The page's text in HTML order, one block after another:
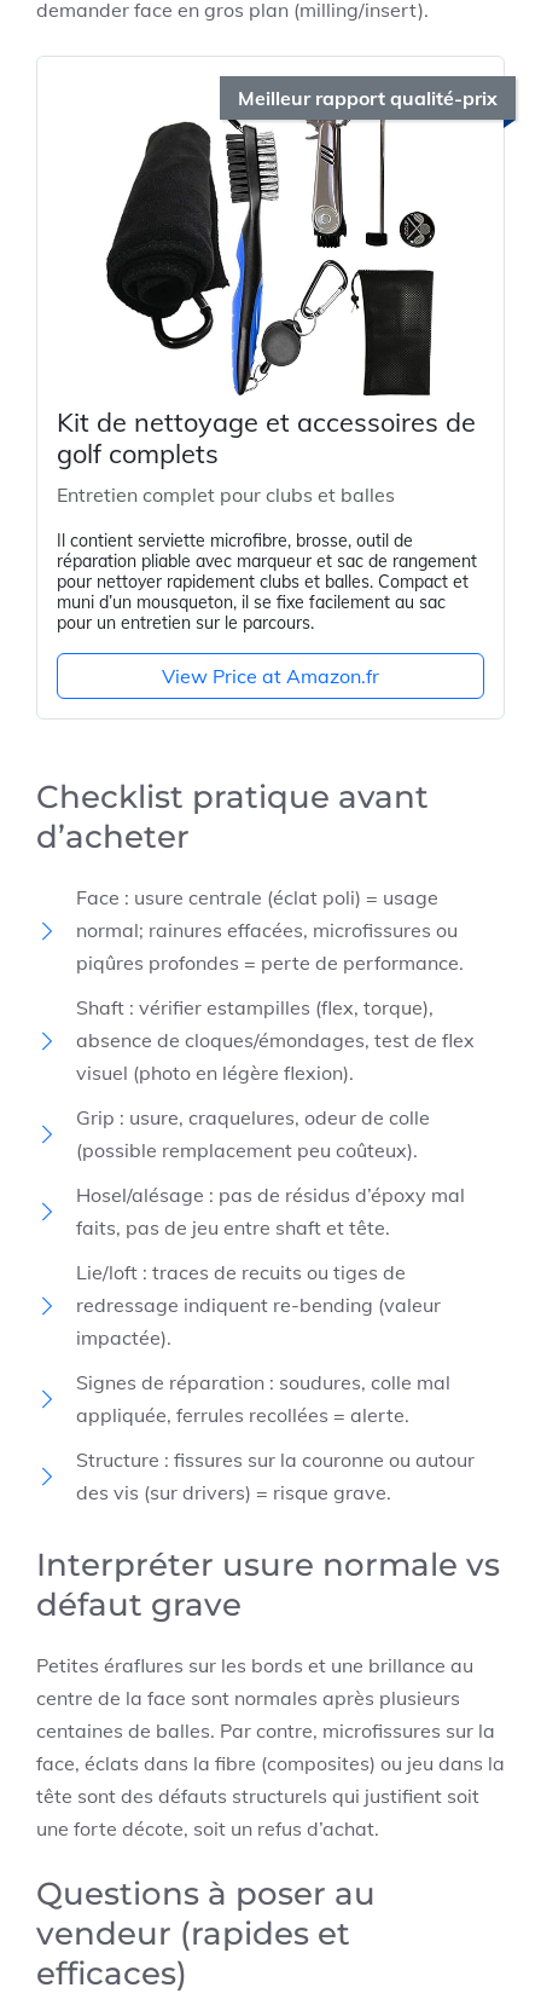
demander face en gros plan (milling/insert).
Meilleur rapport qualité-prix
Kit de nettoyage et accessoires de
golf complets
Entretien complet pour clubs et balles
Il contient serviette microfibre, brosse, outil de
réparation pliable avec marqueur et sac de rangement
pour nettoyer rapidement clubs et balles. Compact et
muni d’un mousqueton, il se fixe facilement au sac
pour un entretien sur le parcours.
View Price at Amazon.fr
Checklist pratique avant
d’acheter
Face : usure centrale (éclat poli) = usage
normal; rainures effacées, microfissures ou
piqûres profondes = perte de performance.
Shaft : vérifier estampilles (flex, torque),
absence de cloques/émondages, test de flex
visuel (photo en légère flexion).
Grip : usure, craquelures, odeur de colle
(possible remplacement peu coûteux).
Hosel/alésage : pas de résidus d’époxy mal
faits, pas de jeu entre shaft et tête.
Lie/loft : traces de recuits ou tiges de
redressage indiquent re-bending (valeur
impactée).
Signes de réparation : soudures, colle mal
appliquée, ferrules recollées = alerte.
Structure : fissures sur la couronne ou autour
des vis (sur drivers) = risque grave.
Interpréter usure normale vs
défaut grave
Petites éraflures sur les bords et une brillance au
centre de la face sont normales après plusieurs
centaines de balles. Par contre, microfissures sur la
face, éclats dans la fibre (composites) ou jeu dans la
tête sont des défauts structurels qui justifient soit
une forte décote, soit un refus d’achat.
Questions à poser au
vendeur (rapides et
efficaces)